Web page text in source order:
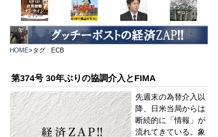
HOME>タグ : ECB
第374号 30年ぶりの協調介入とFIMA
先週末の為替介入以
降、日米当局からは
断続的に「情報」が
流れてきている。象